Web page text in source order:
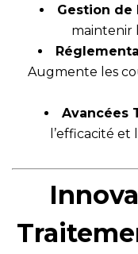
Gestion de
maintenir
Augmente les
Avancées
l’efficacité